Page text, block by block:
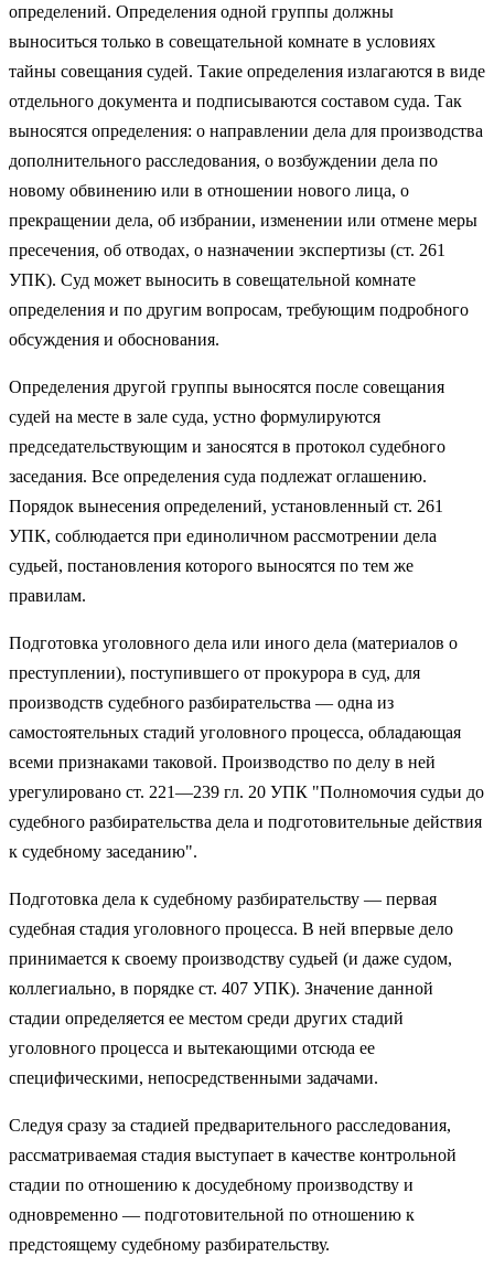
определений. Определения одной группы должны
выноситься только в совещательной комнате в условиях
тайны совещания судей. Такие определения излагаются в виде
отдельного документа и подписываются составом суда. Так
выносятся определения: о направлении дела для производства
дополнительного расследования, о возбуждении дела по
новому обвинению или в отношении нового лица, о
прекращении дела, об избрании, изменении или отмене меры
пресечения, об отводах, о назначении экспертизы (ст. 261
УПК). Суд может выносить в совещательной комнате
определения и по другим вопросам, требующим подробного
обсуждения и обоснования.
Определения другой группы выносятся после совещания
судей на месте в зале суда, устно формулируются
председательствующим и заносятся в протокол судебного
заседания. Все определения суда подлежат оглашению.
Порядок вынесения определений, установленный ст. 261
УПК, соблюдается при единоличном рассмотрении дела
судьей, постановления которого выносятся по тем же
правилам.
Подготовка уголовного дела или иного дела (материалов о
преступлении), поступившего от прокурора в суд, для
производств судебного разбирательства — одна из
самостоятельных стадий уголовного процесса, обладающая
всеми признаками таковой. Производство по делу в ней
урегулировано ст. 221—239 гл. 20 УПК "Полномочия судьи до
судебного разбирательства дела и подготовительные действия
к судебному заседанию".
Подготовка дела к судебному разбирательству — первая
судебная стадия уголовного процесса. В ней впервые дело
принимается к своему производству судьей (и даже судом,
коллегиально, в порядке ст. 407 УПК). Значение данной
стадии определяется ее местом среди других стадий
уголовного процесса и вытекающими отсюда ее
специфическими, непосредственными задачами.
Следуя сразу за стадией предварительного расследования,
рассматриваемая стадия выступает в качестве контрольной
стадии по отношению к досудебному производству и
одновременно — подготовительной по отношению к
предстоящему судебному разбирательству.